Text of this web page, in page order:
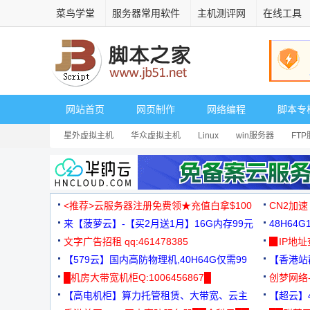
菜鸟学堂 服务器常用软件 主机测评网 在线工具
网站首页 网页制作 网络编程 脚本专
星外虚拟主机 华众虚拟主机 Linux win服务器 FTP
<推荐>云服务器注册免费领★充值白拿$100
CN2加
来【菠萝云】-【买2月送1月】16G内存99元
3000+
文字广告招租 qq:461478385
▉IP地
【579云】国内高防物理机,40H64G仅需99
元
【香港
█机房大带宽机柜Q:1006456867█
创梦网
88元/月
【高电机柜】算力托管租赁、大带宽、云主
【超云